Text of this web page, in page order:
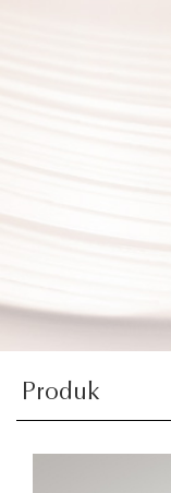
Produk